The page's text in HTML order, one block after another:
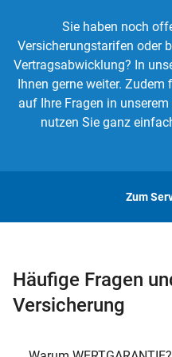
Sie haben noch
Versicherungstarifen oder
Vertragsabwicklung? In
Ihnen gerne weiter.
auf Ihre Fragen in unserem
nutzen Sie ganz
Zum
Häufige Fragen
Versicherung